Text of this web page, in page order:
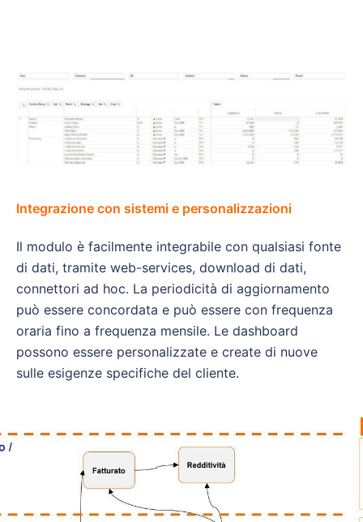
Integrazione con sistemi e personalizzazioni
Il modulo è facilmente integrabile con qualsiasi fonte
di dati, tramite web-services, download di dati,
connettori ad hoc. La periodicità di aggiornamento
può essere concordata e può essere con frequenza
oraria fino a frequenza mensile. Le dashboard
possono essere personalizzate e create di nuove
sulle esigenze specifiche del cliente.